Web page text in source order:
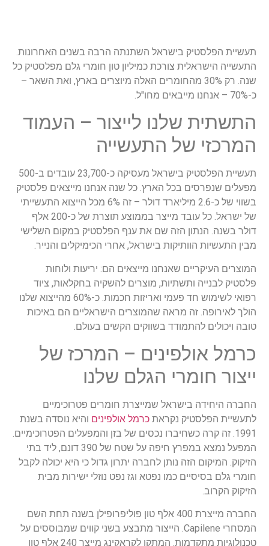
תעשיית הפלסטיק בישראל השתנתה הרבה בשנים האחרונות.
התעשייה הישראלית צורכת כמיליון טון חומרי גלם מפלסטיק כל
שנה. רק 30% מהחומרים האלה מיוצרים בארץ, ואת השאר –
כ-70% – אנחנו מייבאים מחו"ל.
התשתית שלנו לייצור – העמוד
המרכזי של התעשייה
תעשיית הפלסטיק בישראל מעסיקה כ-23,700 עובדים ב-500
מפעלים שנפרסים בכל הארץ. כל שנה אנחנו מייצאים פלסטיק
בשווי של כ-2.6 מיליארד דולר – זה 6% מכל הייצוא התעשייתי
של ישראל. כל עובד מייצר בממוצע תוצרת של כ-200 אלף
דולר בשנה. הנתון הזה שם את ענף הפלסטיק במקום השלישי
מבין התעשיות הוותיקות בישראל, אחרי הכימיקלים והנייר.
המוצרים העיקריים שאנחנו מייצאים הם: יריעות ולוחות
פלסטיק לבנייה ותשתיות, מוצרים להשקיה בחקלאות, ציוד
רפואי לשימוש חד פעמי ואריזות חכמות. כ-60% מהייצוא שלנו
הולך לאירופה. זה מראה שהמוצרים הישראליים הם באיכות
טובה ויכולים להתמודד בשווקים הקשים בעולם.
כרמל אולפינים – המרכז של
ייצור חומרי הגלם שלנו
החברה היחידה בישראל שמייצרת חומרים פטרוכימיים
לתעשיית הפלסטיק נקראת כרמל אולפינים והיא נוסדה בשנת
1991. זה קרה כשחיברו נכסים של בזן והמפעלים הפטרוכימיים.
המפעל נמצא במפרץ חיפה על שטח של 390 דונם, ליד בתי
הזיקוק. המיקום הזה נותן לחברה יתרון גדול כי היא יכולה לקבל
חומרי גלם בסיסיים כמו נפטא וגז נפט נוזלי ישירות מבית
הזיקוק הקרוב.
החברה מייצרת 400 אלף טון פוליפרופילן בשנה תחת השם
המסחרי Capilene. הייצור מתבצע בשני קווים שמבוססים על
טכנולוגיות מתקדמות. המתקן לקראקינג מייצר 240 אלף טון